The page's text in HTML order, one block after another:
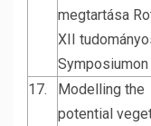
megtartása
XII
Symposiumon
17.
Modelling the
potential